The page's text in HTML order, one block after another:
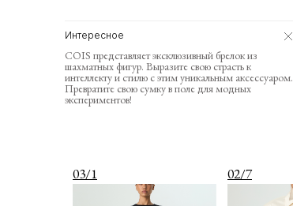
Интересное
COIS представляет эксклюзивный брелок из
шахматных фигур. Выразите свою страсть к
интеллекту и стилю с этим уникальным аксессуаром.
Превратите свою сумку в поле для модных
экспериментов!
03/1 02/7